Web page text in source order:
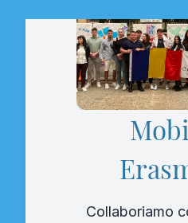
Collaboriamo